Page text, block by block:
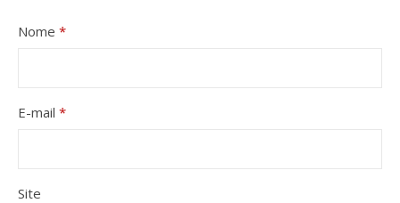
Nome *
E-mail *
Site